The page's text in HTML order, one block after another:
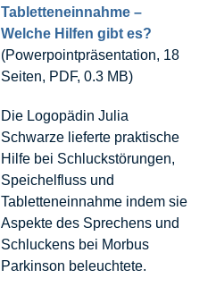
Tabletteneinnahme –
Welche Hilfen gibt es?
(Powerpointpräsentation, 18
Seiten, PDF, 0.3 MB)
Die Logopädin Julia
Schwarze lieferte praktische
Hilfe bei Schluckstörungen,
Speichelfluss und
Tabletteneinnahme indem sie
Aspekte des Sprechens und
Schluckens bei Morbus
Parkinson beleuchtete.